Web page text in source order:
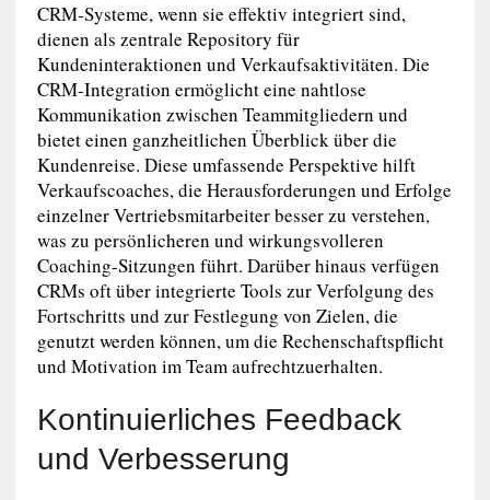
CRM-Systeme, wenn sie effektiv integriert sind,
dienen als zentrale Repository für
Kundeninteraktionen und Verkaufsaktivitäten. Die
CRM-Integration ermöglicht eine nahtlose
Kommunikation zwischen Teammitgliedern und
bietet einen ganzheitlichen Überblick über die
Kundenreise. Diese umfassende Perspektive hilft
Verkaufscoaches, die Herausforderungen und Erfolge
einzelner Vertriebsmitarbeiter besser zu verstehen,
was zu persönlicheren und wirkungsvolleren
Coaching-Sitzungen führt. Darüber hinaus verfügen
CRMs oft über integrierte Tools zur Verfolgung des
Fortschritts und zur Festlegung von Zielen, die
genutzt werden können, um die Rechenschaftspflicht
und Motivation im Team aufrechtzuerhalten.
Kontinuierliches Feedback
und Verbesserung